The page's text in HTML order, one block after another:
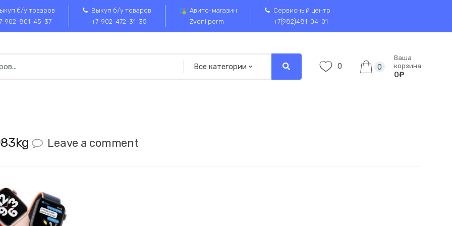
б/у товаров
902-801-45-37
Выкуп б/у товаров
+7-902-472-31-35
Авито-магазин
Zvoni perm
Сервисный центр
+7(982)481-04-01
0 0
Ваша
корзина
0₽
Leave a comment